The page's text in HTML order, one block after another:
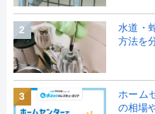
2
水道・
方法を
3
ホーム
の相場